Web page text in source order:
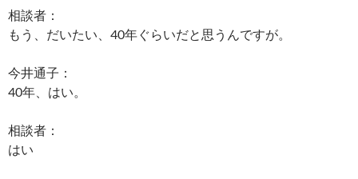
相談者：
もう、だいたい、40年ぐらいだと思うんですが。
今井通子：
40年、はい。
相談者：
はい